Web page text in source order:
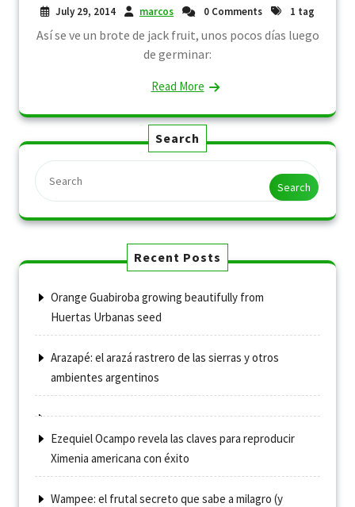
July 29, 2014 marcos 0 Comments 1 tag
Así se ve un brote de jack fruit, unos pocos días luego
de germinar:
Read More
Search
Search
Recent Posts
Orange Guabiroba growing beautifully from
Huertas Urbanas seed
Arazapé: el arazá rastrero de las sierras y otros
ambientes argentinos
Ezequiel Ocampo revela las claves para reproducir
Ximenia americana con éxito
Wampee: el frutal secreto que sabe a milagro (y